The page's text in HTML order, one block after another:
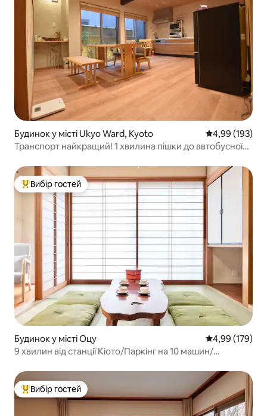
Будинок у місті Ukyo Ward, Kyoto Середня
4,99 (193)
Транспорт найкращий! 1 хвилина пішки до автобусної
(онсен), ви можете поїхати куди завгодно! Паркування
також безкоштовне!
Топ вибір гостей
Вибір гостей
Будинок у місті Оцу Середня
4,99 (179)
9 хвилин від станції Кіото/Паркінг на 10 машин/
хвилин пішки від станції/Діти вітаються/Великий
окремий будинок/Безбар'єрний доступ
Топ вибір гостей
Вибір гостей